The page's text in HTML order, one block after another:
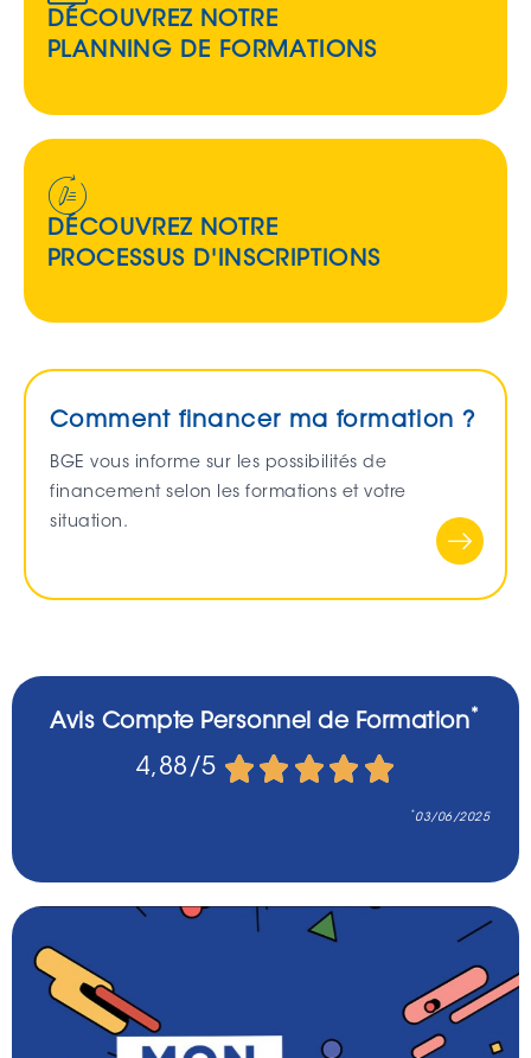
DÉCOUVREZ NOTRE
PLANNING DE FORMATIONS
DÉCOUVREZ NOTRE
PROCESSUS D'INSCRIPTIONS
Comment financer ma formation ?
BGE vous informe sur les possibilités de
financement selon les formations et votre
situation.
Avis Compte Personnel de Formation*
4,88/5   
*03/06/2025